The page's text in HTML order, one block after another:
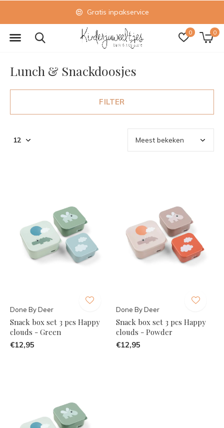
0 0
Gratis inpakservice
Lunch & Snackdoosjes
FILTER
Done By Deer
Snack box set 3 pcs Happy
clouds - Green
€12,95
Done By Deer
Snack box set 3 pcs Happy
clouds - Powder
€12,95